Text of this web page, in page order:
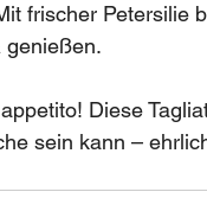
frischer Petersilie
genießen.
Diese
sein kann –